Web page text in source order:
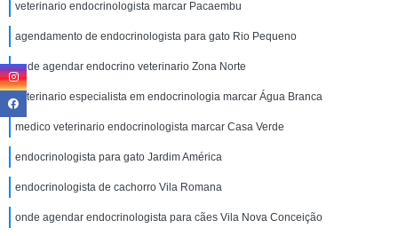
veterinario endocrinologista marcar Pacaembu
agendamento de endocrinologista para gato Rio Pequeno
onde agendar endocrino veterinario Zona Norte
veterinario especialista em endocrinologia marcar Água Branca
medico veterinario endocrinologista marcar Casa Verde
endocrinologista para gato Jardim América
endocrinologista de cachorro Vila Romana
onde agendar endocrinologista para cães Vila Nova Conceição